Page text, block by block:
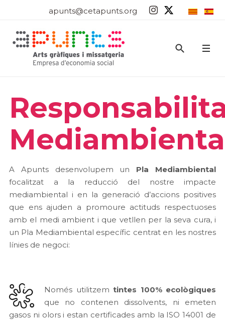
apunts@cetapunts.org
A Apunts desenvolupem un Pla Mediambiental
focalitzat a la reducció del nostre impacte
mediambiental i en la generació d’accions positives
que ens ajuden a promoure actituds respectuoses
amb el medi ambient i que vetllen per la seva cura, i
un Pla Mediambiental específic centrat en les nostres
línies de negoci:
Només utilitzem tintes 100% ecològiques
que no contenen dissolvents, ni emeten
gasos ni olors i estan certificades amb la ISO 14001 de